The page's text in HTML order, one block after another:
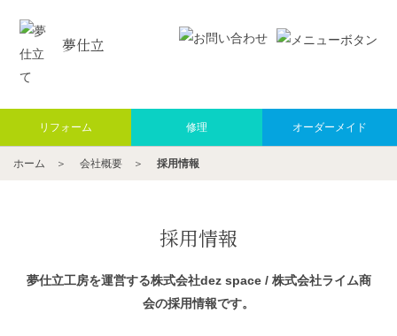
夢仕立
リフォーム 修理 オーダーメイド
ホーム ＞ 会社概要 ＞ 採用情報
採用情報
夢仕立工房を運営する株式会社dez space / 株式会社ライム商
会の採用情報です。